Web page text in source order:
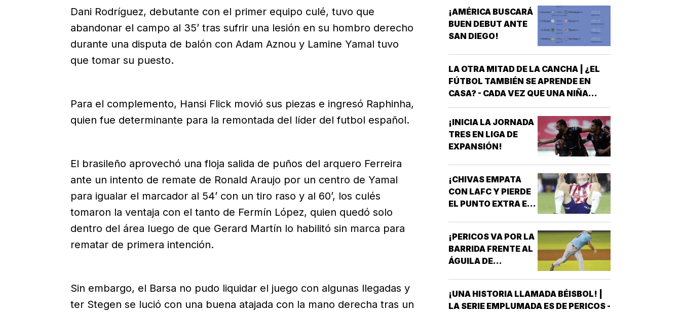
Dani Rodríguez, debutante con el primer equipo culé, tuvo que
abandonar el campo al 35’ tras sufrir una lesión en su hombro derecho
durante una disputa de balón con Adam Aznou y Lamine Yamal tuvo
que tomar su puesto.
Para el complemento, Hansi Flick movió sus piezas e ingresó Raphinha,
quien fue determinante para la remontada del líder del futbol español.
El brasileño aprovechó una floja salida de puños del arquero Ferreira
ante un intento de remate de Ronald Araujo por un centro de Yamal
para igualar el marcador al 54’ con un tiro raso y al 60’, los culés
tomaron la ventaja con el tanto de Fermín López, quien quedó solo
dentro del área luego de que Gerard Martín lo habilitó sin marca para
rematar de primera intención.
Sin embargo, el Barsa no pudo liquidar el juego con algunas llegadas y
ter Stegen se lució con una buena atajada con la mano derecha tras un
¡AMÉRICA BUSCARÁ
BUEN DEBUT ANTE
SAN DIEGO!
LA OTRA MITAD DE LA CANCHA | ¿EL
FÚTBOL TAMBIÉN SE APRENDE EN
CASA? - CADA VEZ QUE UNA NIÑA
ENTRA A UNA CANCHA CON UN BALÓN
BAJO EL BRAZO, NO LLEGA SOLA
*DETRÁS DE ELLA SIEMPRE HAY
ALGUIEN QUE LA LLEVÓ AL
ENTRENAMIENTO, QUE HIZO EL
ESFUERZO…
¡INICIA LA JORNADA
TRES EN LIGA DE
EXPANSIÓN!
¡CHIVAS EMPATA
CON LAFC Y PIERDE
EL PUNTO EXTRA EN
¡PERICOS VA POR LA
BARRIDA FRENTE AL
ÁGUILA DE
¡UNA HISTORIA LLAMADA BÉISBOL! |
LA SERIE EMPLUMADA ES DE PERICOS -